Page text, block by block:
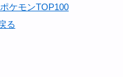
ケモンTOP100
る